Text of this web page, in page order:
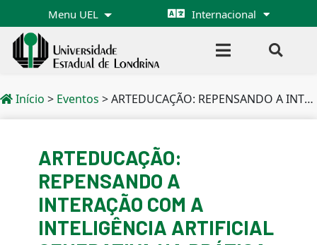
Menu UEL Internacional
Início > Eventos >ARTEDUCAÇÃO: REPENSANDO A INTERAÇÃO COM A INTELIGÊNCIA ARTIFICIAL GENERATIVA NA PRÁTICA PEDAGÓGICA E CRIAÇÃO ARTÍSTICA DE ESTUDANTES DE ARTES VISUAIS
ARTEDUCAÇÃO:
REPENSANDO A
INTERAÇÃO COM A
INTELIGÊNCIA ARTIFICIAL